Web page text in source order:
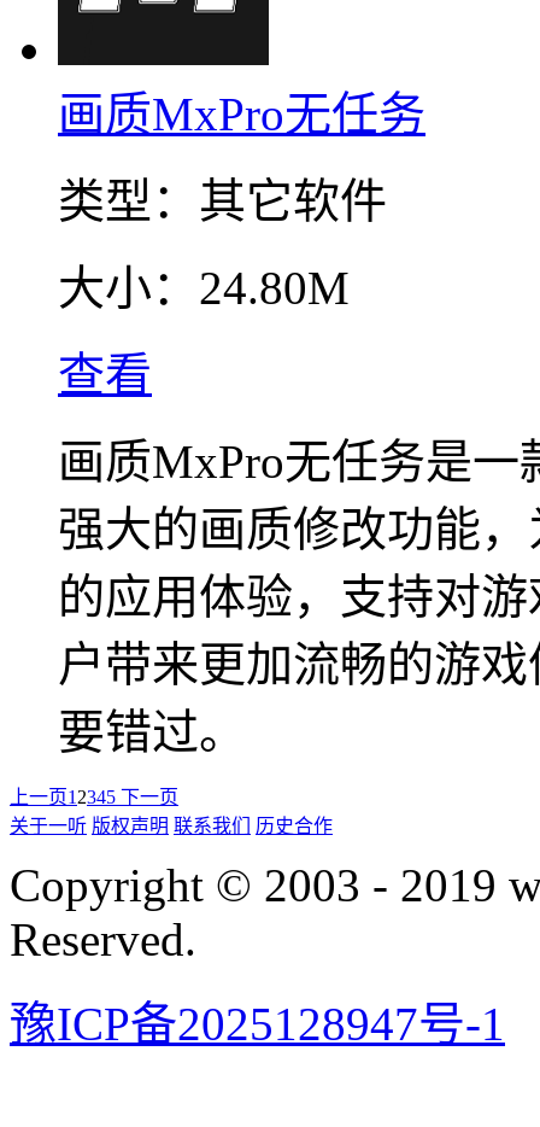
画质MxPro无任务
类型： 其它软件
大小： 24.80M
查看
画质MxPro无任务是
强大的画质修改功能
的应用体验，支持对
户带来更加流畅的游
要错过。
上一页12345 下一页
关于一听 版权声明 联系我们 历史合作
Copyright © 2003 - 2019
Reserved.
豫ICP备2025128947号-1